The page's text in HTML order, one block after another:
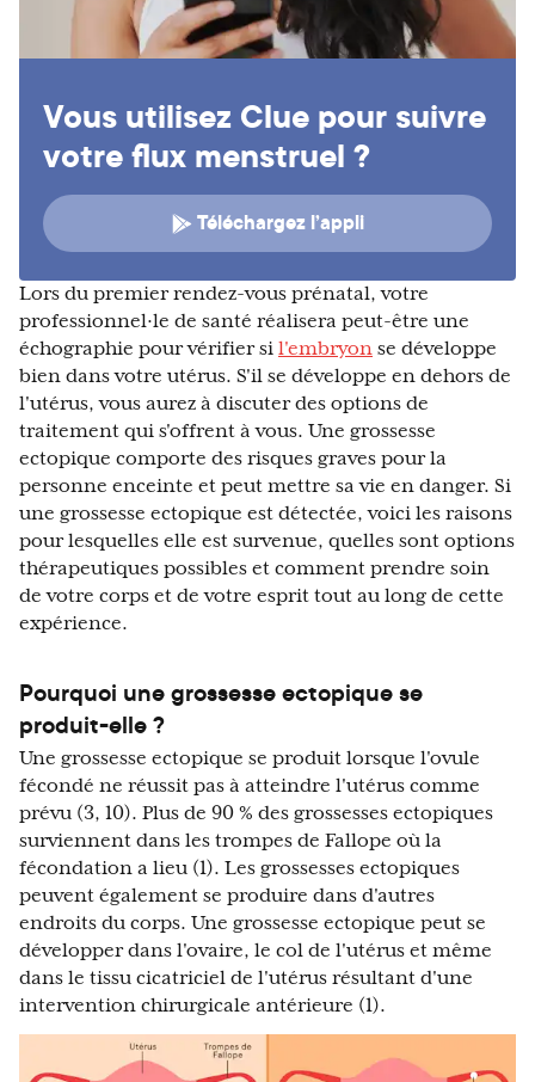
Vous utilisez Clue pour suivre
votre flux menstruel ?
Téléchargez l’appli
Lors du premier rendez-vous prénatal, votre
professionnel·le de santé réalisera peut-être une
échographie pour vérifier si l'embryon se développe
bien dans votre utérus. S'il se développe en dehors de
l'utérus, vous aurez à discuter des options de
traitement qui s'offrent à vous. Une grossesse
ectopique comporte des risques graves pour la
personne enceinte et peut mettre sa vie en danger. Si
une grossesse ectopique est détectée, voici les raisons
pour lesquelles elle est survenue, quelles sont options
thérapeutiques possibles et comment prendre soin
de votre corps et de votre esprit tout au long de cette
expérience.
Pourquoi une grossesse ectopique se
produit-elle ?
Une grossesse ectopique se produit lorsque l'ovule
fécondé ne réussit pas à atteindre l'utérus comme
prévu (3, 10). Plus de 90 % des grossesses ectopiques
surviennent dans les trompes de Fallope où la
fécondation a lieu (1). Les grossesses ectopiques
peuvent également se produire dans d'autres
endroits du corps. Une grossesse ectopique peut se
développer dans l'ovaire, le col de l'utérus et même
dans le tissu cicatriciel de l'utérus résultant d'une
intervention chirurgicale antérieure (1).